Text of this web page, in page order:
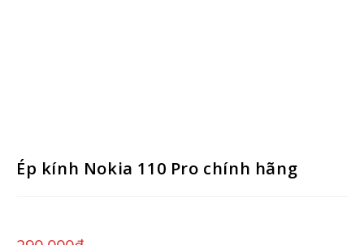
Ép kính Nokia 110 Pro chính hãng